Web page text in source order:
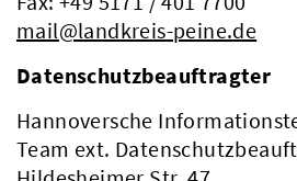
mail@landkreis-peine.de
Datenschutzbeauftragter
Hannoversche
Team ext.